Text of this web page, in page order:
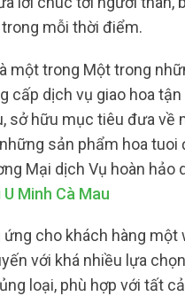
mỗi thời điểm.
một trong Một trong
cấp dịch vụ giao hoa tận
sở hữu mục tiêu đưa về
sản phẩm hoa tuoi
Mại dịch Vụ hoàn hảo
Minh Cà Mau
ứng cho khách hàng một
với khá nhiều lựa
loại, phù hợp với tất